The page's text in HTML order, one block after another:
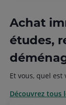
Achat
études,
Et vous, quel est
Découvrez tous